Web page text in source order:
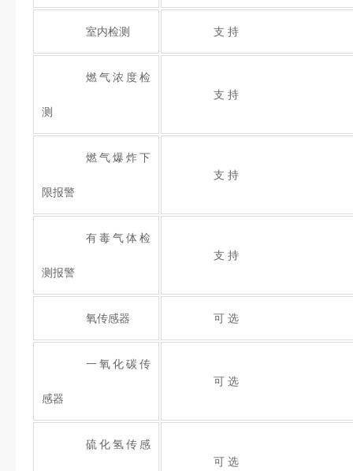
室内检测 支 持
燃气浓度检
测
支 持
燃气爆炸下
限报警
支 持
有毒气体检
测报警
支 持
氧传感器 可 选
一氧化碳传
感器
可 选
硫化氢传感
可 选